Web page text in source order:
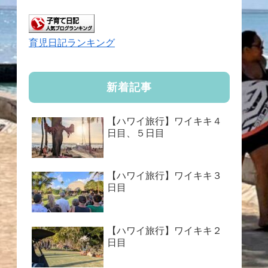
育児日記ランキング
新着記事
【ハワイ旅行】ワイキキ４
日目、５日目
【ハワイ旅行】ワイキキ３
日目
【ハワイ旅行】ワイキキ２
日目